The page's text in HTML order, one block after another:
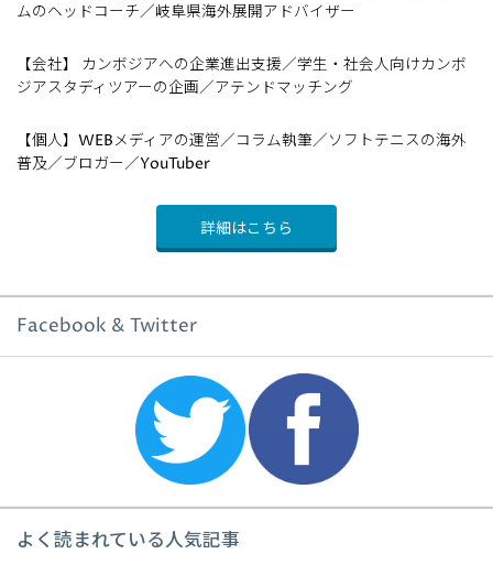
ムのヘッドコーチ／岐阜県海外展開アドバイザー
【会社】 カンボジアへの企業進出支援／学生・社会人向けカンボ
ジアスタディツアーの企画／アテンドマッチング
【個人】WEBメディアの運営／コラム執筆／ソフトテニスの海外
普及／ブロガー／YouTuber
詳細はこちら
Facebook & Twitter
よく読まれている人気記事